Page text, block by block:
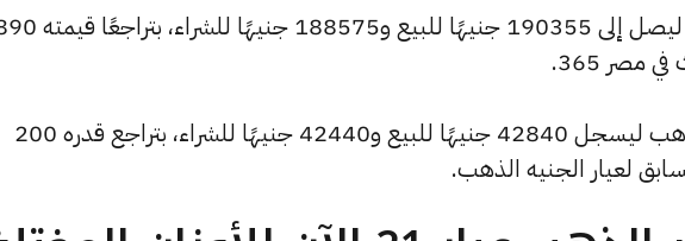
وانخفض سعر الاونصة ليصل إلى 190355 جنيهًا للبيع و188575 جنيهًا
365.
وتراجع سعر الجنيه الذهب ليسجل 42840 جنيهًا للبيع و42440 جنيهًا للشراء، بتراجع قدره 200
لعيار الجنيه الذهب.